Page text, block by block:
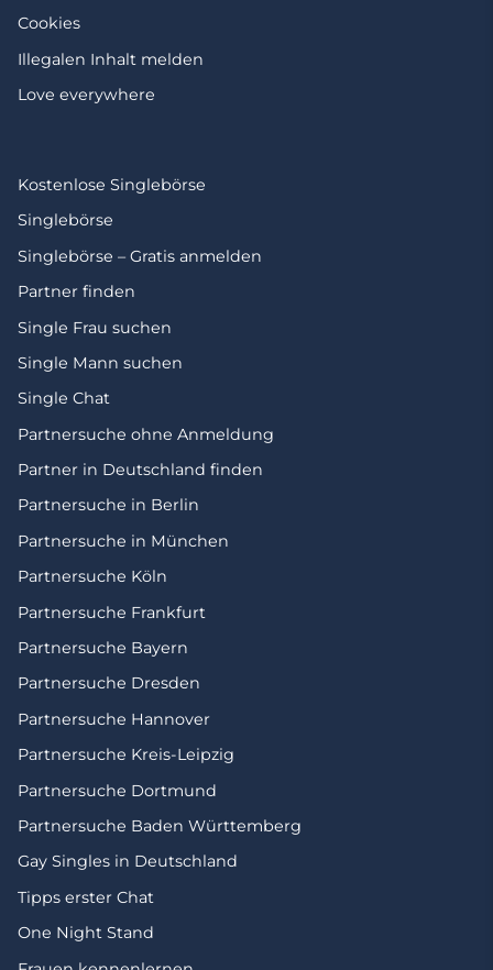
Cookies
Illegalen Inhalt melden
Love everywhere
Kostenlose Singlebörse
Singlebörse
Singlebörse – Gratis anmelden
Partner finden
Single Frau suchen
Single Mann suchen
Single Chat
Partnersuche ohne Anmeldung
Partner in Deutschland finden
Partnersuche in Berlin
Partnersuche in München
Partnersuche Köln
Partnersuche Frankfurt
Partnersuche Bayern
Partnersuche Dresden
Partnersuche Hannover
Partnersuche Kreis-Leipzig
Partnersuche Dortmund
Partnersuche Baden Württemberg
Gay Singles in Deutschland
Tipps erster Chat
One Night Stand